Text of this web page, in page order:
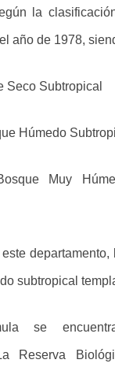
la
año de 1978,
Seco Subtropical
Húmedo
Muy
departamento,
subtropical
se
Reserva